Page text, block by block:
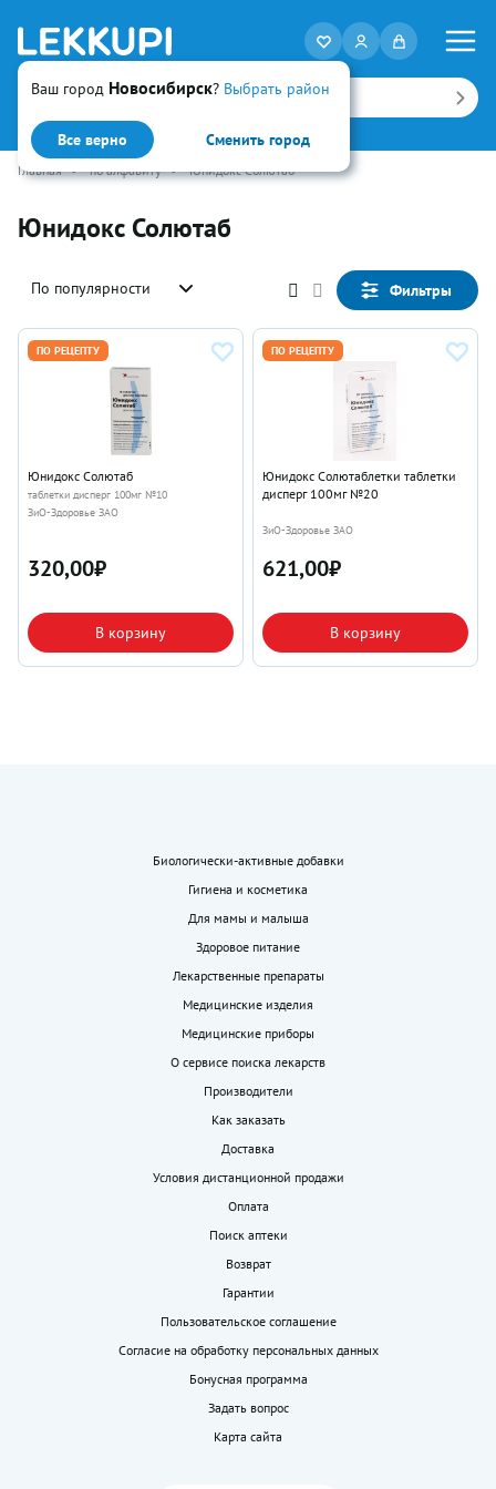
Ваш город Новосибирск? Выбрать район
Все верно Сменить город
Искать
Главная • по алфавиту • Юнидокс Солютаб
Юнидокс Солютаб
По популярности Фильтры
ПО РЕЦЕПТУ
Юнидокс Солютаб
таблетки дисперг 100мг №10
ЗиО-Здоровье ЗАО
320,00₽
В корзину
ПО РЕЦЕПТУ
Юнидокс Солютаблетки таблетки
дисперг 100мг №20
ЗиО-Здоровье ЗАО
621,00₽
В корзину
Биологически-активные добавки
Гигиена и косметика
Для мамы и малыша
Здоровое питание
Лекарственные препараты
Медицинские изделия
Медицинские приборы
О сервисе поиска лекарств
Производители
Как заказать
Доставка
Условия дистанционной продажи
Оплата
Поиск аптеки
Возврат
Гарантии
Пользовательское соглашение
Согласие на обработку персональных данных
Бонусная программа
Задать вопрос
Карта сайта